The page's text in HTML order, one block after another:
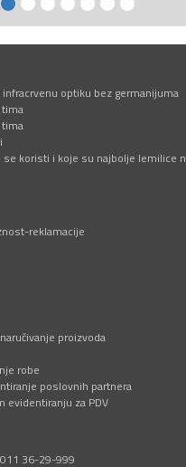
infracrvenu optiku bez germanijuma
se koristi i koje su najbolje lemilice
reklamacije
proizvoda
robe
poslovnih partnera
evidentiranju za PDV
36-29-999